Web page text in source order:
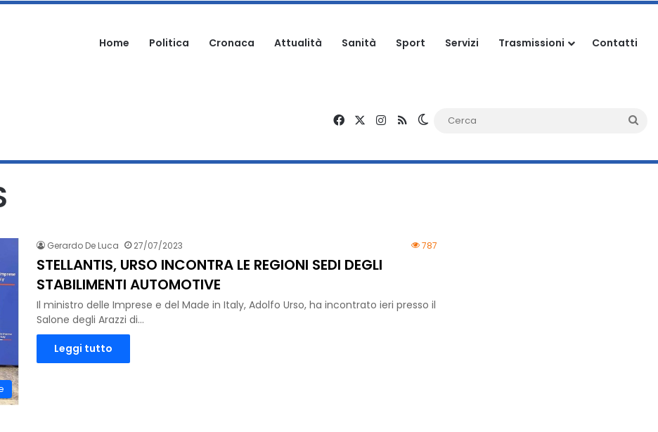
Home Politica Cronaca Attualità Sanità Sport Servizi Trasmissioni Contatti
FacebookInstagram
RSS Cambia aspetto
PARTECIPA ALLA SAGRA: DENUNCIATO
Gerardo De Luca 27/07/2023 787
STELLANTIS, URSO INCONTRA LE REGIONI SEDI DEGLI
STABILIMENTI AUTOMOTIVE
Il ministro delle Imprese e del Made in Italy, Adolfo Urso, ha incontrato ieri presso il
Salone degli Arazzi di…
Leggi tutto